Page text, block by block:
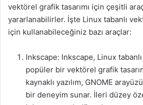
vektörel grafik tasarımı için çeşitli
yararlanabilirler. İşte Linux tabanlı
için kullanabileceğiniz bazı araçlar:
Inkscape: Inkscape, Linux
popüler bir vektörel grafik
kaynaklı yazılım, GNOME
bir deneyim sunar. İleri düzey